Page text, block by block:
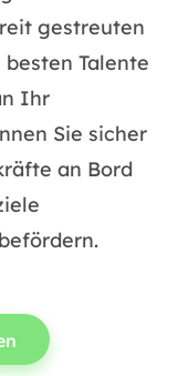
gestreuten
Talente
Ihr
Sie sicher
an Bord